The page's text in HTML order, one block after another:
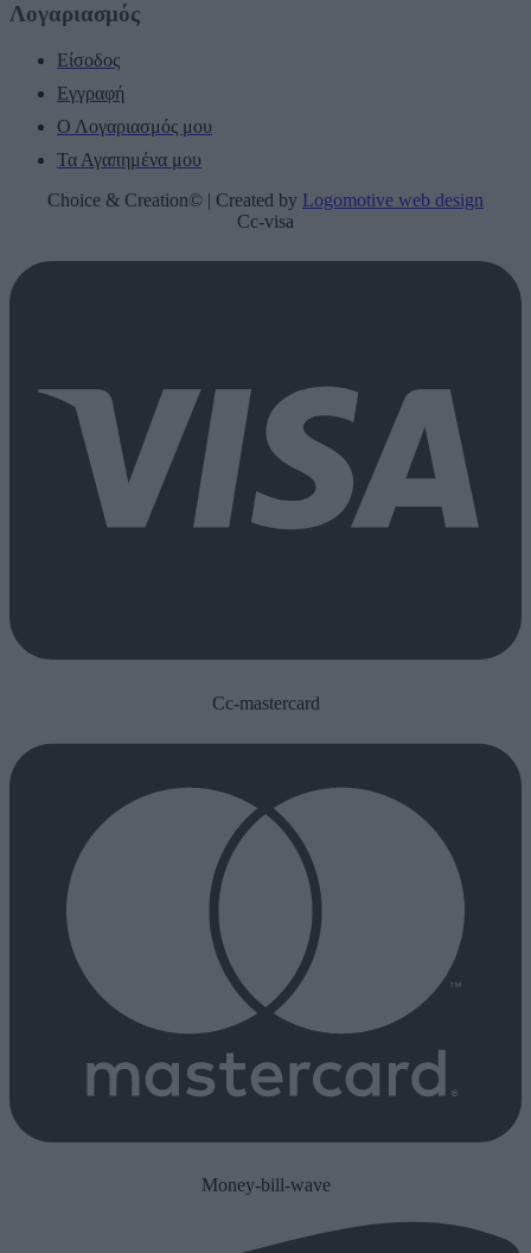
Λογαριασμός
Είσοδος
Εγγραφή
Ο Λογαριασμός μου
Τα Αγαπημένα μου
Choice & Creation© | Created by Logomotive web design
Cc-visa
Cc-mastercard
Money-bill-wave